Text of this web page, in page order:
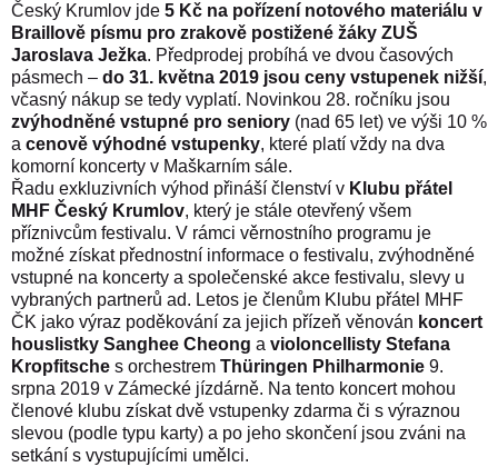
Český Krumlov jde 5 Kč na pořízení notového materiálu v
Braillově písmu pro zrakově postižené žáky ZUŠ
Jaroslava Ježka. Předprodej probíhá ve dvou časových
pásmech – do 31. května 2019 jsou ceny vstupenek nižší,
včasný nákup se tedy vyplatí. Novinkou 28. ročníku jsou
zvýhodněné vstupné pro seniory (nad 65 let) ve výši 10 %
a cenově výhodné vstupenky, které platí vždy na dva
komorní koncerty v Maškarním sále.
Řadu exkluzivních výhod přináší členství v Klubu přátel
MHF Český Krumlov, který je stále otevřený všem
příznivcům festivalu. V rámci věrnostního programu je
možné získat přednostní informace o festivalu, zvýhodněné
vstupné na koncerty a společenské akce festivalu, slevy u
vybraných partnerů ad. Letos je členům Klubu přátel MHF
ČK jako výraz poděkování za jejich přízeň věnován koncert
houslistky Sanghee Cheong a violoncellisty Stefana
Kropfitsche s orchestrem Thüringen Philharmonie 9.
srpna 2019 v Zámecké jízdárně. Na tento koncert mohou
členové klubu získat dvě vstupenky zdarma či s výraznou
slevou (podle typu karty) a po jeho skončení jsou zváni na
setkání s vystupujícími umělci.